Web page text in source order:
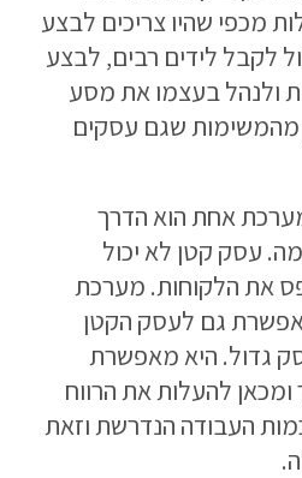
מכפי שהיו צריכים לבצע
לקבל לידים רבים, לבצע
ולנהל בעצמו את מסע
שגם עסקים
אחת הוא הדרך
עסק קטן לא יכול
את הלקוחות. מערכת
גם לעסק הקטן
גדול. היא מאפשרת
ומכאן להעלות את הרווח
העבודה הנדרשת וזאת